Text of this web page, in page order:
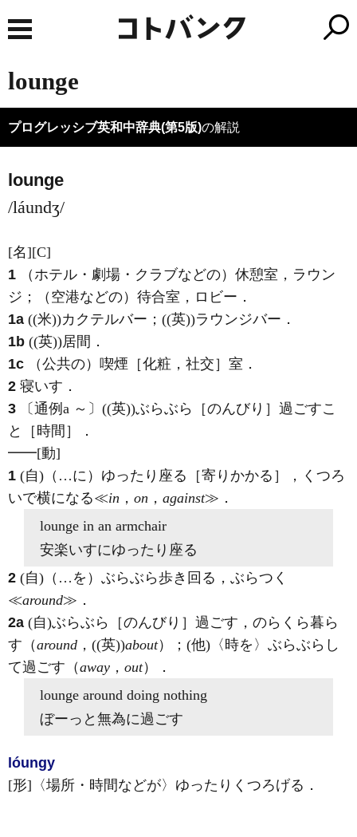
lounge
プログレッシブ英和中辞典(第5版)の解説
lounge
/láundʒ/
[名][C]
1 （ホテル・劇場・クラブなどの）休憩室，ラウン
ジ；（空港などの）待合室，ロビー ．
1a ((米))カクテルバー；((英))ラウンジバー ．
1b ((英))居間 ．
1c （公共の）喫煙［化粧，社交］室 ．
2 寝いす ．
3 〔通例a ～〕((英))ぶらぶら［のんびり］過ごすこ
と［時間］
．
━━[動]
1 (自) （…に）ゆったり座る［寄りかかる］，くつろ
いで横になる≪in ， on ， against≫ ．
lounge in an armchair
安楽いすにゆったり座る
2 (自) （…を）ぶらぶら歩き回る，ぶらつく
≪around≫ ．
2a (自)ぶらぶら［のんびり］過ごす，のらくら暮ら
す（around ，((英))about）； (他) 〈時を〉ぶらぶらし
て過ごす（away ， out）
．
lounge around doing nothing
ぼーっと無為に過ごす
lóungy
[形] 〈場所・時間などが〉ゆったりくつろげる ．